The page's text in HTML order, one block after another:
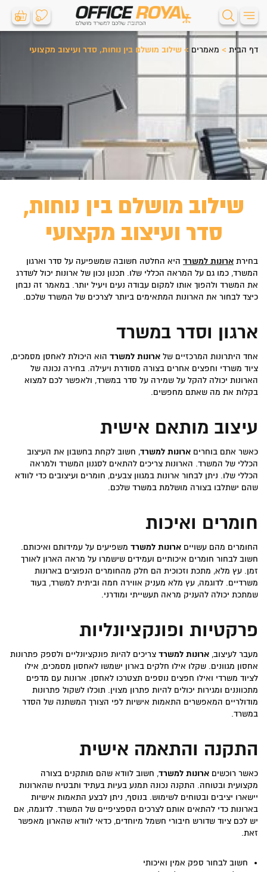
0 0
דף הבית > מאמרים > שילוב מושלם בין נוחות, סדר ועיצוב מקצועי
שילוב מושלם בין נוחות,
סדר ועיצוב מקצועי
בחירת ארונות למשרד היא החלטה חשובה שמשפיעה על סדר וארגון
המשרד, כמו גם על המראה הכללי שלו. תכנון נכון של ארונות יכול לשדרג
את המשרד ולהפוך אותו למקום עבודה נעים ויעיל יותר. במאמר זה נבחן
כיצד לבחור את הארונות המתאימים ביותר לצרכים של המשרד שלכם.
ארגון וסדר במשרד
אחד היתרונות המרכזיים של ארונות למשרד הוא היכולת לאחסן מסמכים,
ציוד משרדי וחפצים אחרים בצורה מסודרת ויעילה. בחירה נכונה של
הארונות יכולה להקל על שמירה על סדר במשרד, ולאפשר לכם למצוא
בקלות את מה שאתם מחפשים.
עיצוב מותאם אישית
כאשר אתם בוחרים ארונות למשרד, חשוב לקחת בחשבון את העיצוב
הכללי של המשרד. הארונות צריכים להתאים לסגנון המשרד ולמראה
הכללי שלו. ניתן לבחור ארונות במגוון צבעים, חומרים ועיצובים כדי לוודא
שהם ישתלבו בצורה מושלמת במשרד שלכם.
חומרים ואיכות
החומרים מהם עשויים ארונות למשרד משפיעים על עמידותם ואיכותם.
חשוב לבחור חומרים איכותיים ועמידים שישמרו על מראה הארון לאורך
זמן. עץ מלא, מתכת וזכוכית הם חלק מהחומרים הנפוצים בארונות
משרדיים. לדוגמה, עץ מלא מעניק אווירה חמה וביתית למשרד, בעוד
שמתכת יכולה להעניק מראה תעשייתי ומודרני.
פרקטיות ופונקציונליות
מעבר לעיצוב, ארונות למשרד צריכים להיות פונקציונליים ולספק פתרונות
אחסון מגוונים. שקלו אילו חלקים בארון ישמשו לאחסון מסמכים, אילו
לציוד משרדי ואילו חפצים נוספים תצטרכו לאחסן. ארונות עם מדפים
מתכווננים ומגירות יכולים להיות פתרון מצוין. תוכלו לשקול פתרונות
מודולריים המאפשרים התאמות אישיות לפי הצורך המשתנה של הסדר
במשרד.
התקנה והתאמה אישית
כאשר רוכשים ארונות למשרד, חשוב לוודא שהם מותקנים בצורה
מקצועית ובטוחה. התקנה נכונה תמנע בעיות בעתיד ותבטיח שהארונות
יישארו יציבים ובטוחים לשימוש. בנוסף, ניתן לבצע התאמות אישיות
בארונות כדי להתאים אותם לצרכים הספציפיים של המשרד. לדוגמה, אם
יש לכם ציוד שדורש חיבורי חשמל מיוחדים, כדאי לוודא שהארון מאפשר
זאת.
חשוב לבחור ספק אמין ואיכותי